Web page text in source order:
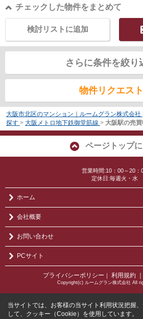
チェックした物件をまとめて
検討リストに追加
さらに条件を絞り
物件リクエスト
大阪市北区のマンション｜ルームグラン株式会社
探す > 大阪メトロ地下鉄御堂筋線 > 大阪駅の売
ページトップ
営業時間:10：00～20：
定休日:毎週火・水
ホーム
会社概要
お問い合わせ
PCサイト
プライバシーポリシー ｜ 利用規約
Copyright(c) ルームグラン株式会社 All
当サイトでは、お客様の当サイト利用状況把握
して、クッキー（Cookie）を使用しています。